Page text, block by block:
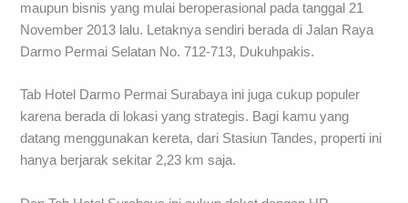
maupun bisnis yang mulai beroperasional pada tanggal 21
November 2013 lalu. Letaknya sendiri berada di Jalan Raya
Darmo Permai Selatan No. 712-713, Dukuhpakis.
Tab Hotel Darmo Permai Surabaya ini juga cukup populer
karena berada di lokasi yang strategis. Bagi kamu yang
datang menggunakan kereta, dari Stasiun Tandes, properti ini
hanya berjarak sekitar 2,23 km saja.